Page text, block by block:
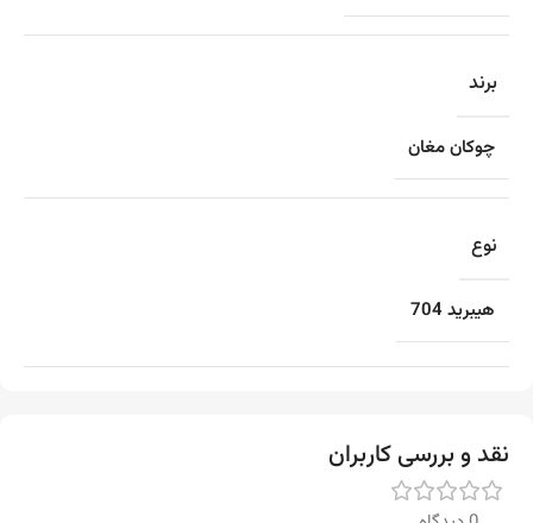
برند
چوکان مغان
نوع
هیبرید 704
نقد و بررسی کاربران